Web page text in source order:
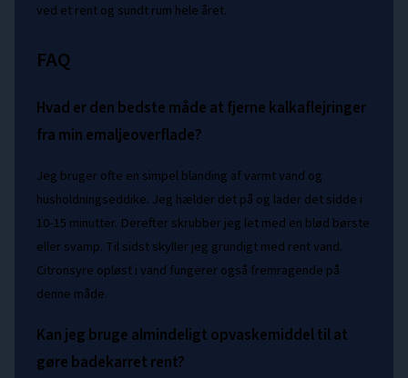
ved et rent og sundt rum hele året.
FAQ
Hvad er den bedste måde at fjerne kalkaflejringer
fra min emaljeoverflade?
Jeg bruger ofte en simpel blanding af varmt vand og
husholdningseddike. Jeg hælder det på og lader det sidde i
10-15 minutter. Derefter skrubber jeg let med en blød børste
eller svamp. Til sidst skyller jeg grundigt med rent vand.
Citronsyre opløst i vand fungerer også fremragende på
denne måde.
Kan jeg bruge almindeligt opvaskemiddel til at
gøre badekarret rent?